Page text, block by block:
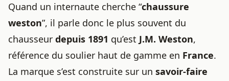
Quand un internaute cherche “chaussure
weston”, il parle donc le plus souvent du
chausseur depuis 1891 qu’est J.M. Weston,
référence du soulier haut de gamme en France.
La marque s’est construite sur un savoir-faire